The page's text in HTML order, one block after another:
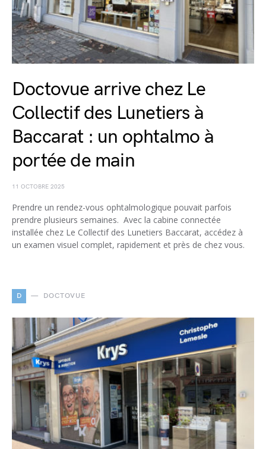
Doctovue arrive chez Le
Collectif des Lunetiers à
Baccarat : un ophtalmo à
portée de main
11 OCTOBRE 2025
Prendre un rendez-vous ophtalmologique pouvait parfois
prendre plusieurs semaines. Avec la cabine connectée
installée chez Le Collectif des Lunetiers Baccarat, accédez à
un examen visuel complet, rapidement et près de chez vous.
D DOCTOVUE